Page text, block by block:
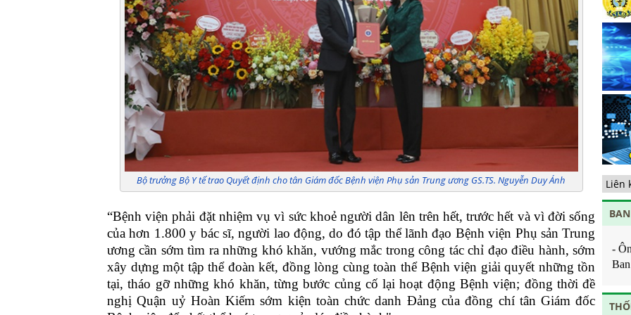
Bộ trưởng Bộ Y tế trao Quyết định cho tân Giám đốc Bệnh viện Phụ sản Trung ương GS.TS. Nguyễn Duy Ánh
“Bệnh viện phải đặt nhiệm vụ vì sức khoẻ người dân lên trên hết, trước hết và vì đời sống
của hơn 1.800 y bác sĩ, người lao động, do đó tập thể lãnh đạo Bệnh viện Phụ sản Trung
ương cần sớm tìm ra những khó khăn, vướng mắc trong công tác chỉ đạo điều hành, sớm
xây dựng một tập thể đoàn kết, đồng lòng cùng toàn thể Bệnh viện giải quyết những tồn
tại, tháo gỡ những khó khăn, từng bước củng cố lại hoạt động Bệnh viện; đồng thời đề
nghị Quận uỷ Hoàn Kiếm sớm kiện toàn chức danh Đảng của đồng chí tân Giám đốc
tế
-